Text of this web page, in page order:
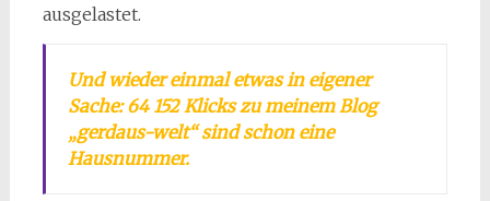
ausgelastet.
Und wieder einmal etwas in eigener
Sache: 64 152 Klicks zu meinem Blog
„gerdaus-welt“ sind schon eine
Hausnummer.